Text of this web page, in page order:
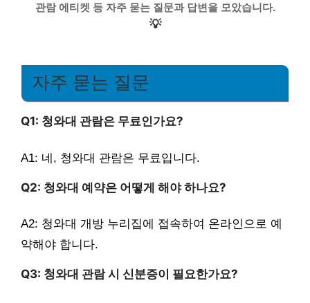
관람 에티켓 등 자주 묻는 질문과 답변을 모았습니다.
💡
자주 묻는 질문
Q1: 청와대 관람은 무료인가요?
A1: 네, 청와대 관람은 무료입니다.
Q2: 청와대 예약은 어떻게 해야 하나요?
A2: 청와대 개방 누리집에 접속하여 온라인으로 예
약해야 합니다.
Q3: 청와대 관람 시 신분증이 필요한가요?